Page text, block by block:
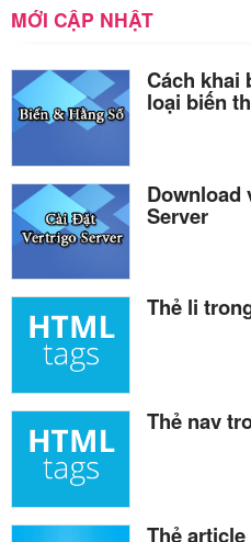
MỚI CẬP NHẬT
Cách khai
loại biến
Download
Server
Thẻ li
Thẻ nav
Thẻ